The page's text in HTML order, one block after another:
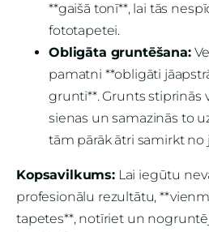
**gaišā tonī**, lai tās
fototapetei.
Obligāta gruntēšana:
pamatni **obligāti
grunti**. Grunts stiprinās
sienas un samazinās to
tām pārāk ātri samirkt no
Kopsavilkums:Lai iegūtu
profesionālu rezultātu,
tapetes**, notīriet un